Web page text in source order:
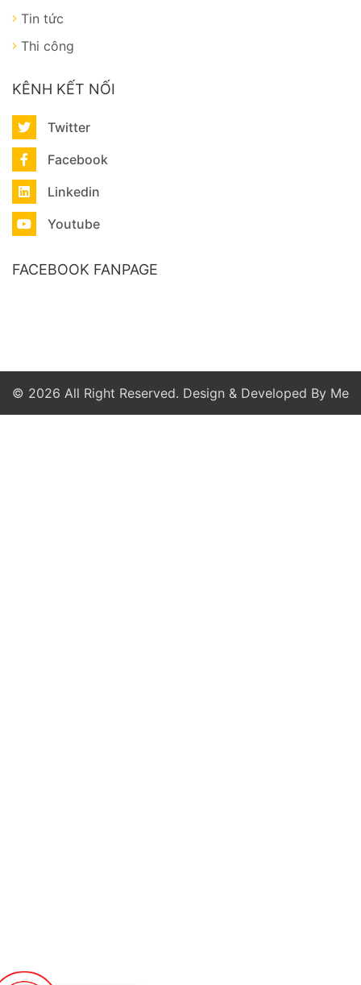
Tin tức
Thi công
KÊNH KẾT NỐI
Twitter
Facebook
Linkedin
Youtube
FACEBOOK FANPAGE
© 2026 All Right Reserved. Design & Developed By Me